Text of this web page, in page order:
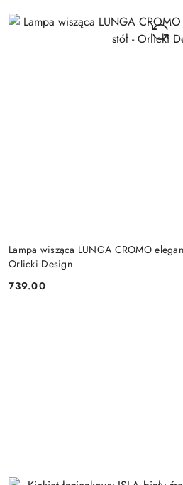
Lampa wisząca LUNGA CROMO
Orlicki Design
Cena:
739.00